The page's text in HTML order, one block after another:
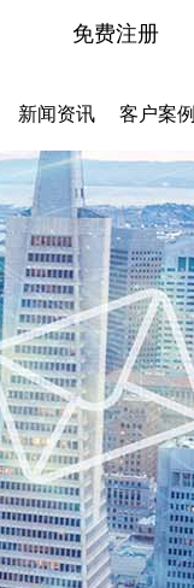
免费注册
新闻资讯 客户案例